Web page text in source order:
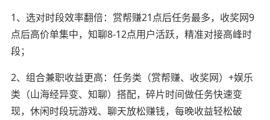
1、选对时段效率翻倍：赏帮赚21点后任务最多，收奖网9
点后高价单集中，知聊8-12点用户活跃，精准对接高峰时
段；
2、组合兼职收益更高：任务类（赏帮赚、收奖网）+娱乐
类（山海经异变、知聊）搭配，碎片时间做任务快速变
现，休闲时段玩游戏、聊天放松赚钱，每晚收益轻松破